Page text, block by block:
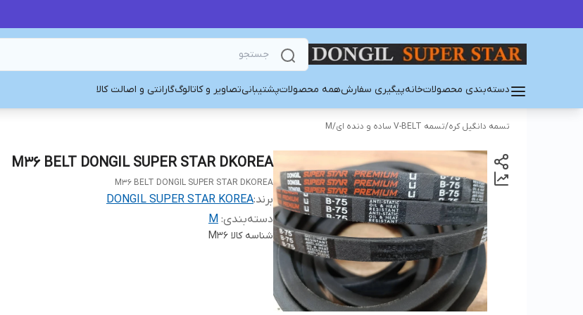
دسته‌بندی محصولاتخانهپیگیری سفارشهمه محصولاتپشتیبانیتصاویر و کاتالوگگارانتی و اصالت کالا
تسمه دانگیل کره/تسمه V-BELT ساده و دنده ای /
M
M36 BELT DONGIL SUPER STAR DKOREA
M36 BELT DONGIL SUPER STAR DKOREA
برند:DONGIL SUPER STAR KOREA
دسته‌بندی:
M
شناسه کالا M36